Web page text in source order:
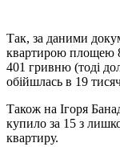
Так, за даними
квартирою площею
401 гривню (тоді
обійшлась в 19
Також на Ігоря
купило за 15 з
квартиру.